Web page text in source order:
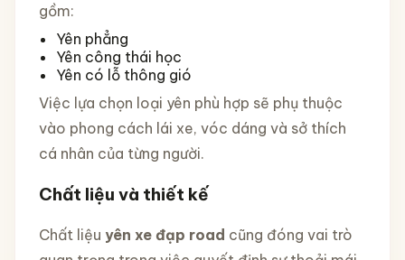
gồm:
Yên phẳng
Yên công thái học
Yên có lỗ thông gió
Việc lựa chọn loại yên phù hợp sẽ phụ thuộc
vào phong cách lái xe, vóc dáng và sở thích
cá nhân của từng người.
Chất liệu và thiết kế
Chất liệu yên xe đạp road cũng đóng vai trò